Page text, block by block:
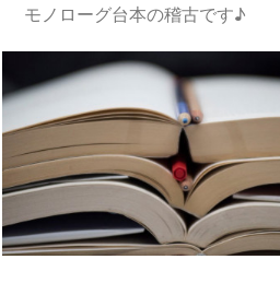
モノローグ台本の稽古です♪